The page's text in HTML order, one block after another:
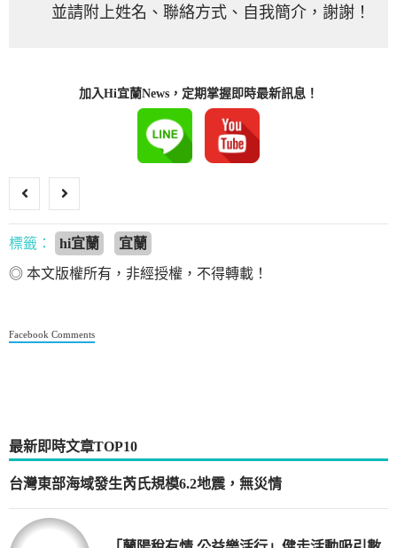
並請附上姓名、聯絡方式、自我簡介，謝謝！
加入Hi宜蘭News，定期掌握即時最新訊息！
標籤： hi宜蘭
宜蘭
◎ 本文版權所有，非經授權，不得轉載！
Facebook Comments
最新即時文章TOP10
台灣東部海域發生芮氏規模6.2地震，無災情